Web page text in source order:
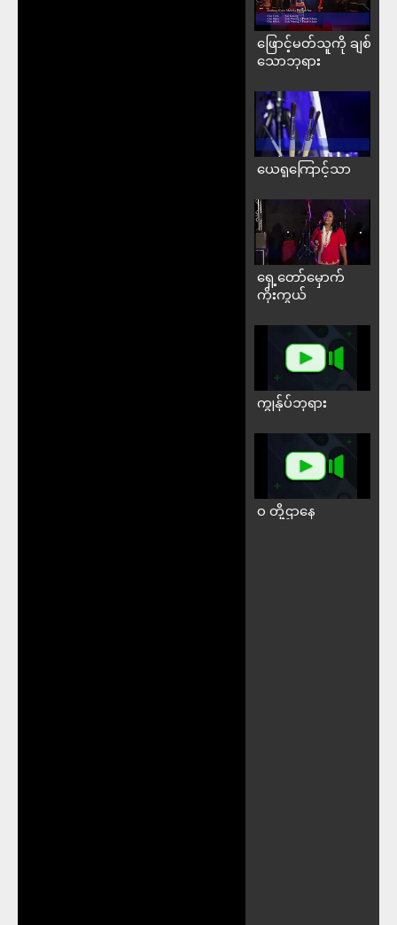
ဖြောင့်မတ်သူကို ချစ်
သောဘုရား
ယေရှုကြောင့်သာ
ရှေ့တော်မှောက်
ကိုးကွယ်
ကျွန်ုပ်ဘုရား
၀ တို့ဌာနေ